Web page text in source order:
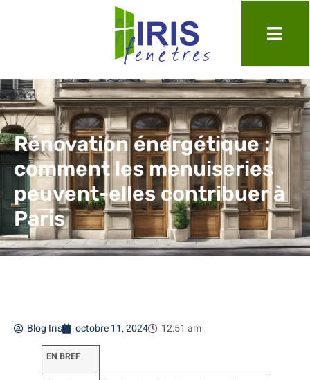
Rénovation énergétique :
comment les menuiseries
peuvent-elles contribuer à
Paris
Blog Iris octobre 11, 2024 12:51 am
EN BREF